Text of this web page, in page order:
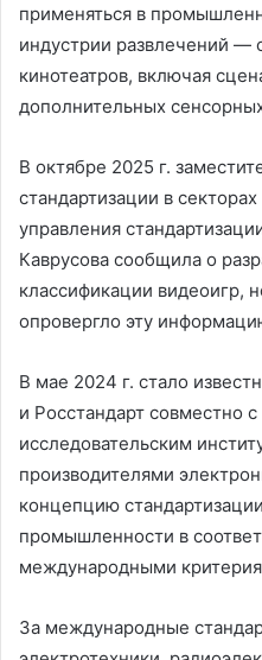
применяться в
индустрии развлечений —
кинотеатров, включая
дополнительных
В октябре 2025 г.
стандартизации в
управления
Каврусова сообщила о
классификации видеоигр,
опровергло эту
В мае 2024 г. стало
и Росстандарт совместно
исследовательским
производителями
концепцию
промышленности в
международными
За международные